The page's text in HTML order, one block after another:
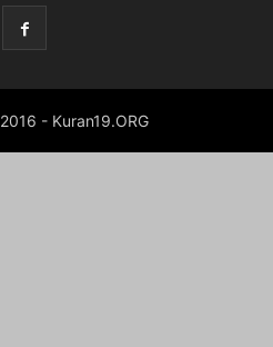
- Kuran19.ORG